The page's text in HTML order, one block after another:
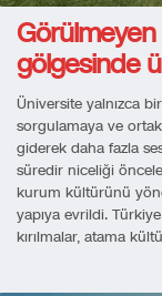
gölgesinde
Üniversite yalnızca
sorgulamaya ve
giderek daha fazla
süredir niceliği
kurum kültürünü
yapıya evrildi.
kırılmalar, atama